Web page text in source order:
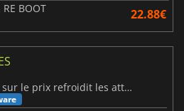
RE BOOT 22.88€
Steam Frame : une fuite sur le prix refroidit les attentes VR